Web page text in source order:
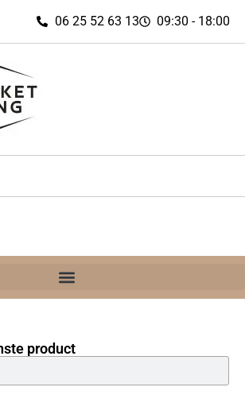
06 25 52 63 13 09:30 - 18:00
product